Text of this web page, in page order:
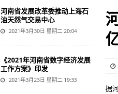
[ 2026年8月2日 ] 中欧班列（郑州）2026年
[ 2026年8月7日 ] “新新三样”彰显河南省制造
据
河南省发展改革委推动上海石
油天然气交易中心
2021年3月30日 星期二 20:04
《2021年河南省数字经济发展
工作方案》印发
2021年3月23日 星期二 19:33